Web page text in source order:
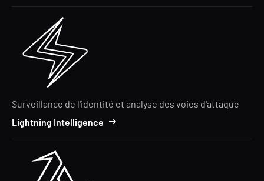
Surveillance de l'identité et analyse des voies d'attaque
Lightning Intelligence